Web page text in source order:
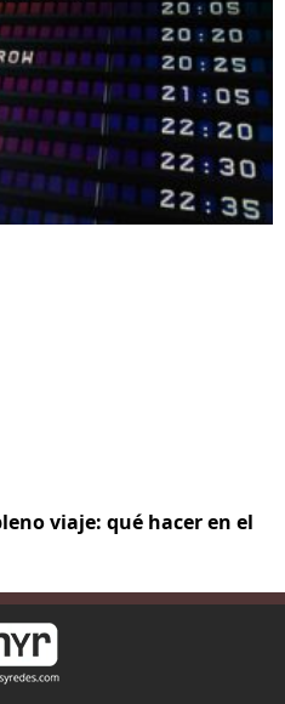
viaje: qué hacer en el